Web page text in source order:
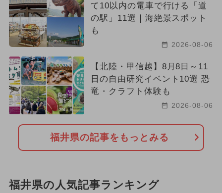
て10以内の電車で行ける「道
の駅」11選｜海絶景スポット
も
2026-08-06
【北陸・甲信越】8月8日～11
日の自由研究イベント10選 恐
竜・クラフト体験も
2026-08-06
福井県の記事をもっとみる
福井県の人気記事ランキング